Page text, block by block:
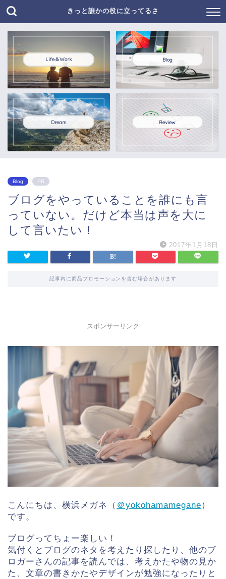
きっと誰かの役に立ってるさ
Life＆Work Blog
Dream Review
Blog PR
ブログをやっていることを誰にも言
っていない。だけど本当は声を大に
して言いたい！
2017年1月18日
記事内に商品プロモーションを含む場合があります
スポンサーリンク
こんにちは、横浜メガネ（ ＠yokohamamegane）
です。
ブログってちょー楽しい！
気付くとブログのネタを考えたり探したり、他のブ
ロガーさんの記事を読んでは、考えかたや物の見か
た、文章の書きかたやデザインが勉強になったりと